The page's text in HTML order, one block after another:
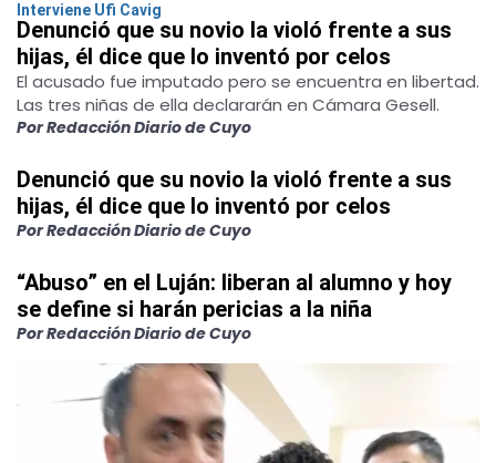
Interviene Ufi Cavig
Denunció que su novio la violó frente a sus
hijas, él dice que lo inventó por celos
El acusado fue imputado pero se encuentra en libertad.
Las tres niñas de ella declararán en Cámara Gesell.
Por Redacción Diario de Cuyo
Denunció que su novio la violó frente a sus
hijas, él dice que lo inventó por celos
Por Redacción Diario de Cuyo
“Abuso” en el Luján: liberan al alumno y hoy
se define si harán pericias a la niña
Por Redacción Diario de Cuyo